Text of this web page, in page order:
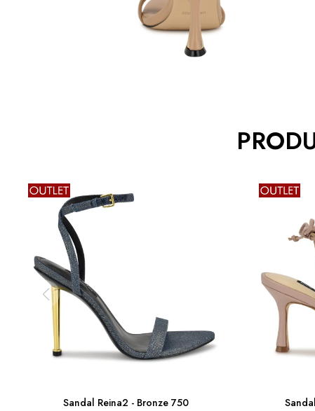
Sandal Reina2 - Bronze 750